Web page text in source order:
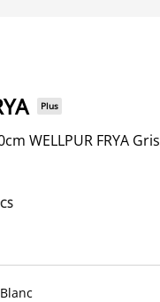
Plus
WELLPUR FRYA Gris